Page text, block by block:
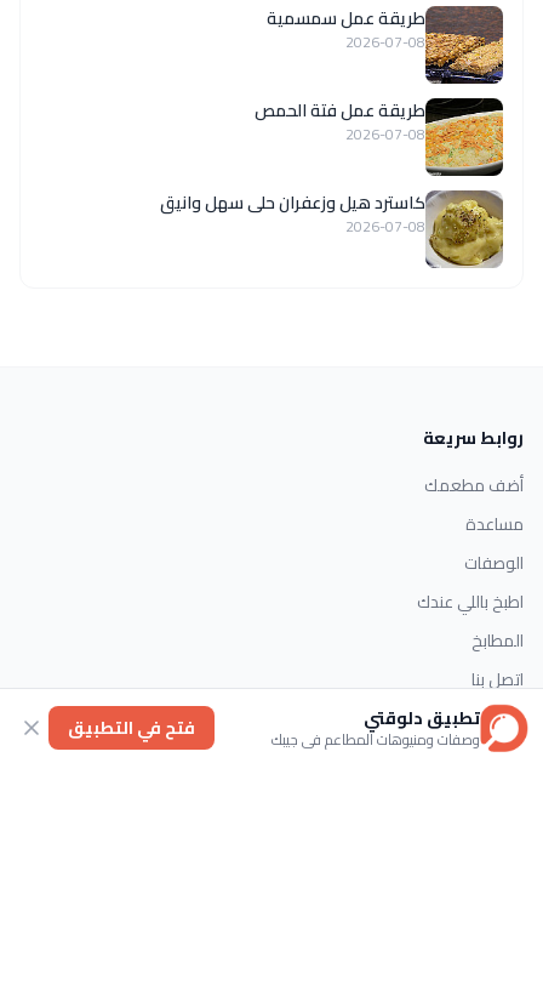
طريقة عمل سمسمية
2026-07-08
طريقة عمل فتة الحمص
2026-07-08
كاسترد هيل وزعفران حلى سهل وانيق
2026-07-08
روابط سريعة
أضف مطعمك
مساعدة
الوصفات
اطبخ باللي عندك
المطابخ
اتصل بنا
التصنيفات
تطبيق دلوقتي
وصفات ومنيوهات المطاعم في جيبك فتح في التطبيق